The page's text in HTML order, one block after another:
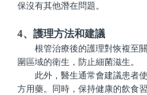
保沒有其他潛在問題。
4、護理方法和建議
根管治療後的護理對恢複至關
圍區域的衛生，防止細菌滋生。
此外，醫生通常會建議患者使
方用藥。同時，保持健康的飲食